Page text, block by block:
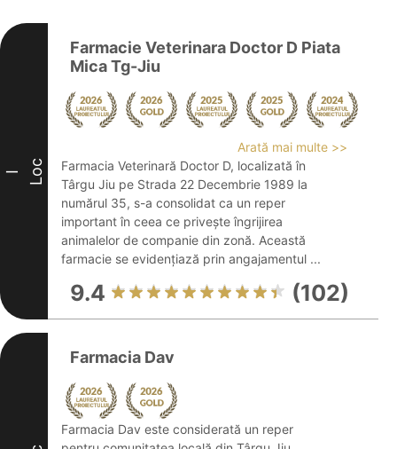
I Loc
Farmacie Veterinara Doctor D Piata
Mica Tg-Jiu
Arată mai multe >>
Farmacia Veterinară Doctor D, localizată în
Târgu Jiu pe Strada 22 Decembrie 1989 la
numărul 35, s-a consolidat ca un reper
important în ceea ce privește îngrijirea
animalelor de companie din zonă. Această
farmacie se evidențiază prin angajamentul ...
9.4 (102)
Farmacia Dav
Farmacia Dav este considerată un reper